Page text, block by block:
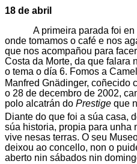
18 de abril
A primeira parada foi
onde tomamos o café e nos
que nos acompañou para
Costa da Morte, da que falara
o tema o día 6. Fomos a
Manfred Gnädinger, coñecido
o 28 de decembro de 2002,
polo alcatrán do Prestige que
Diante do que foi a súa casa,
súa historia, propia para unha
vive nesas terras. O seu
deixou ao concello, non o
aberto nin sábados nin